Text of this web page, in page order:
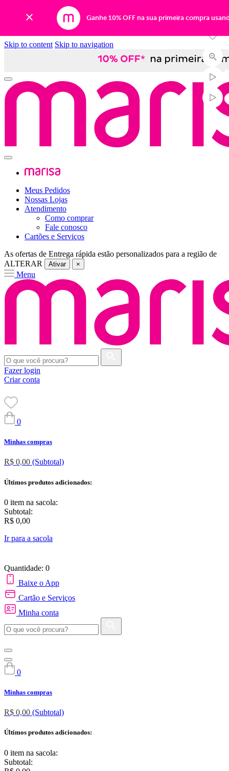
Ganhe 10% OFF na sua primeira compra
Skip to content Skip to navigation
Meus Pedidos
Nossas Lojas
Atendimento
Como comprar
Fale conosco
Cartões e Serviços
As ofertas de Entrega rápida estão personalizados para a região de
ALTERAR
Ativar ×
Menu
Fazer login
Criar conta
0
Minhas compras
R$ 0,00 (Subtotal)
Últimos produtos adicionados:
0 item na sacola:
Subtotal:
R$ 0,00
Ir para a sacola
Quantidade: 0
Baixe o App
Cartão e Serviços
Minha conta
0
Minhas compras
R$ 0,00 (Subtotal)
Últimos produtos adicionados:
0 item na sacola:
Subtotal: